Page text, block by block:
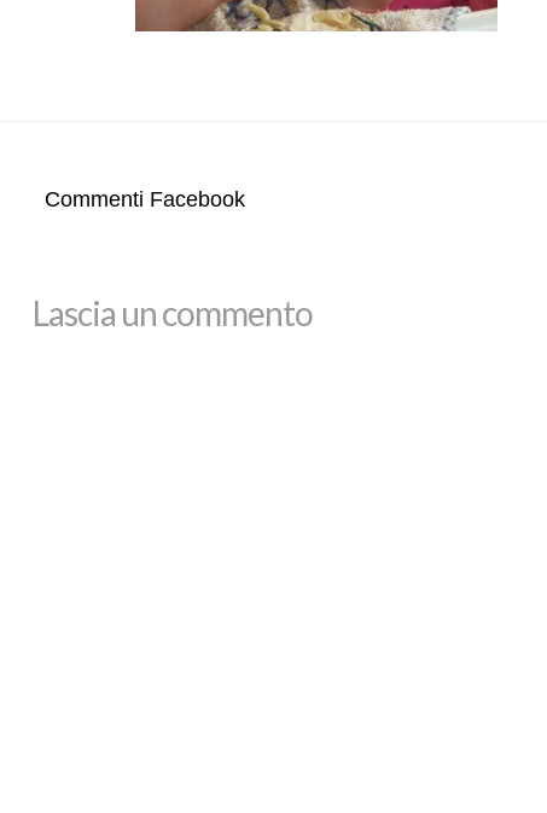
Commenti Facebook
Lascia un commento